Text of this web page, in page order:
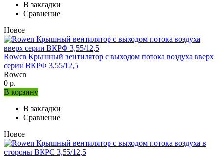
В закладки
Сравнение
Новое
Rowen Крышный вентилятор с выходом потока воздуха вверх
серии ВКРФ 3,55/12,5
Rowen
0 р.
В корзину
В закладки
Сравнение
Новое